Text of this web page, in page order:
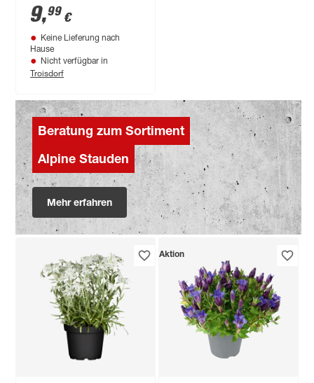
Topf, 3er-Set
9,99 €
Keine Lieferung nach
Hause
Nicht verfügbar in
Troisdorf
Beratung zum Sortiment
Alpine Stauden
Mehr erfahren
Aktion